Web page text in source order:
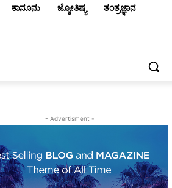
ಕಾನೂನು ಜ್ಯೋತಿಷ್ಯ ತಂತ್ರಜ್ಞಾನ
- Advertisment -